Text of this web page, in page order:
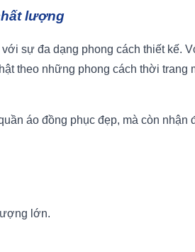
lượng
sự đa dạng phong cách thiết kế.
theo những phong cách thời
áo đồng phục đẹp, mà còn
lớn.